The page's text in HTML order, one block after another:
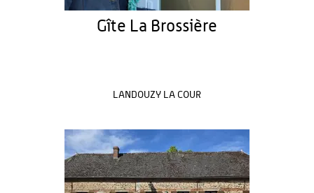
Gîte La Brossière
LANDOUZY LA COUR